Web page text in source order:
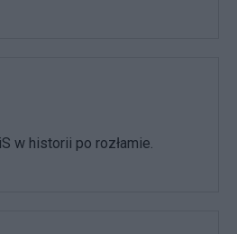
w historii po rozłamie.